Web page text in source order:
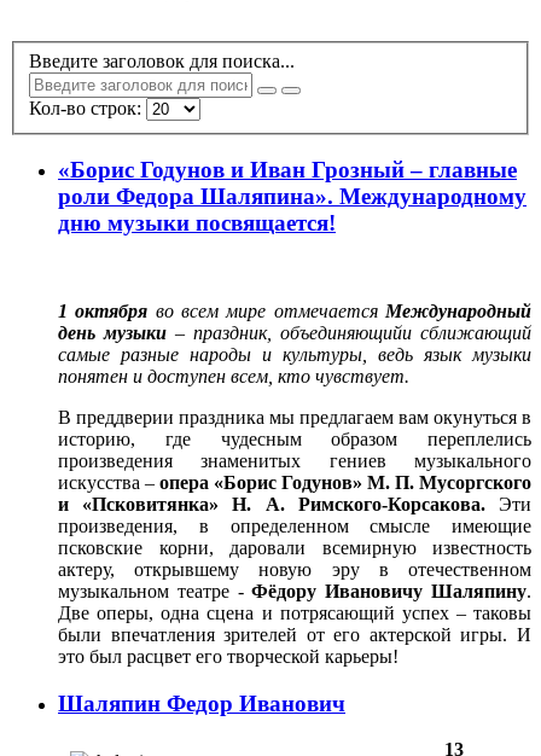
Введите заголовок для поиска...
Кол-во строк:
«Борис Годунов и Иван Грозный – главные
роли Федора Шаляпина». Международному
дню музыки посвящается!
1 октября во всем мире отмечается Международный
день музыки – праздник, объединяющийи сближающий
самые разные народы и культуры, ведь язык музыки
понятен и доступен всем, кто чувствует.
В преддверии праздника мы предлагаем вам окунуться в
историю, где чудесным образом переплелись
произведения знаменитых гениев музыкального
искусства – опера «Борис Годунов» М. П. Мусоргского
и «Псковитянка» Н. А. Римского-Корсакова.Эти
произведения, в определенном смысле имеющие
псковские корни, даровали всемирную известность
актеру, открывшему новую эру в отечественном
музыкальном театре -Фёдору Ивановичу Шаляпину.
Две оперы, одна сцена и потрясающий успех – таковы
были впечатления зрителей от его актерской игры. И
это был расцвет его творческой карьеры!
Шаляпин Федор Иванович
13